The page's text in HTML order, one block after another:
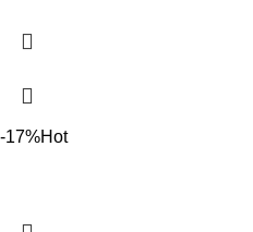
-17%Hot